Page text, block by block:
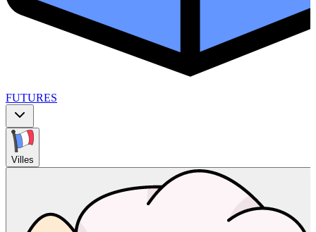
FUTURES
Villes